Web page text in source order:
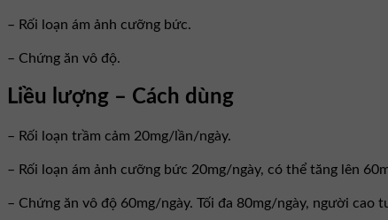
– Rối loạn ám ảnh cưỡng bức.
– Chứng ăn vô độ.
Liều lượng – Cách dùng
– Rối loạn trầm cảm 20mg/lần/ngày.
– Rối loạn ám ảnh cưỡng bức 20mg/ngày, có thể tăng lên
– Chứng ăn vô độ 60mg/ngày. Tối đa 80mg/ngày, người cao